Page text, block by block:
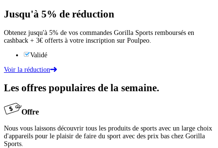
Jusqu'à 5% de réduction
Obtenez jusqu'à 5% de vos commandes Gorilla Sports remboursés en
cashback + 3€ offerts à votre inscription sur Poulpeo.
Validé
Voir la réduction
Les offres populaires de la semaine.
Offre
Nous vous laissons découvrir tous les produits de sports avec un large choix
d'appareils pour le plaisir de faire du sport avec des prix bas chez Gorilla
Sports.